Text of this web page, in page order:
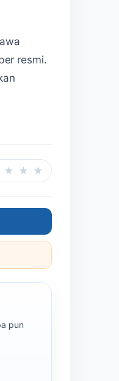
resmi.
Beri rating
★ ★ ★
pun